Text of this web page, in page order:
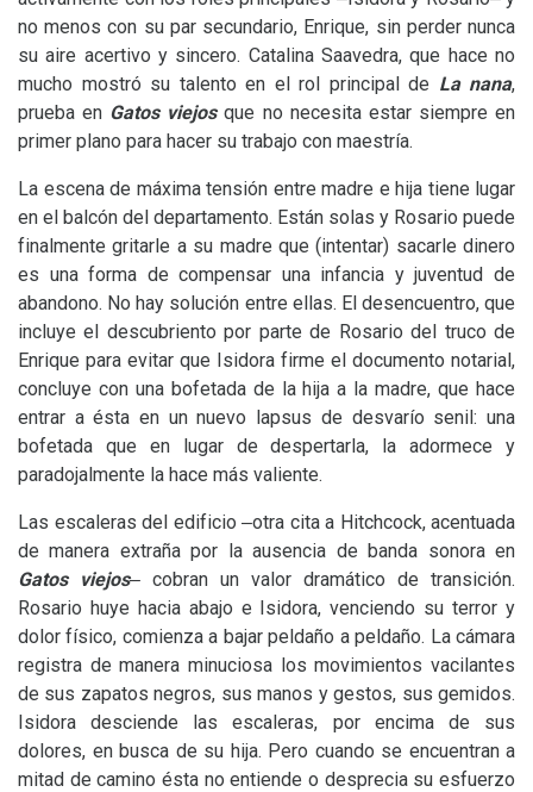
no menos con su par secundario, Enrique, sin perder nunca
su aire acertivo y sincero. Catalina Saavedra, que hace no
mucho mostró su talento en el rol principal de La nana,
prueba en Gatos viejosque no necesita estar siempre en
primer plano para hacer su trabajo con maestría.
La escena de máxima tensión entre madre e hija tiene lugar
en el balcón del departamento. Están solas y Rosario puede
finalmente gritarle a su madre que (intentar) sacarle dinero
es una forma de compensar una infancia y juventud de
abandono. No hay solución entre ellas. El desencuentro, que
incluye el descubriento por parte de Rosario del truco de
Enrique para evitar que Isidora firme el documento notarial,
concluye con una bofetada de la hija a la madre, que hace
entrar a ésta en un nuevo lapsus de desvarío senil: una
bofetada que en lugar de despertarla, la adormece y
paradojalmente la hace más valiente.
Las escaleras del edificio ‒otra cita a Hitchcock, acentuada
de manera extraña por la ausencia de banda sonora en
Gatos viejos‒ cobran un valor dramático de transición.
Rosario huye hacia abajo e Isidora, venciendo su terror y
dolor físico, comienza a bajar peldaño a peldaño. La cámara
registra de manera minuciosa los movimientos vacilantes
de sus zapatos negros, sus manos y gestos, sus gemidos.
Isidora desciende las escaleras, por encima de sus
dolores, en busca de su hija. Pero cuando se encuentran a
mitad de camino ésta no entiende o desprecia su esfuerzo